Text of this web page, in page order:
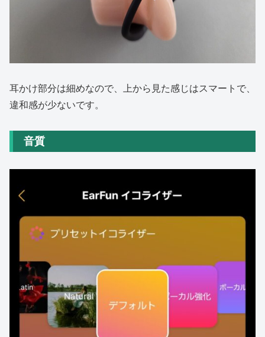
耳かけ部分は細めなので、上から見た感じはスマートで、
違和感が少ないです。
音質